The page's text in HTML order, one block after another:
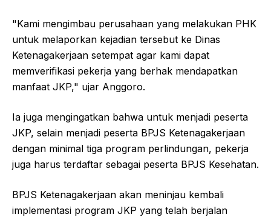
"Kami mengimbau perusahaan yang melakukan PHK
untuk melaporkan kejadian tersebut ke Dinas
Ketenagakerjaan setempat agar kami dapat
memverifikasi pekerja yang berhak mendapatkan
manfaat JKP," ujar Anggoro.
Ia juga mengingatkan bahwa untuk menjadi peserta
JKP, selain menjadi peserta BPJS Ketenagakerjaan
dengan minimal tiga program perlindungan, pekerja
juga harus terdaftar sebagai peserta BPJS Kesehatan.
BPJS Ketenagakerjaan akan meninjau kembali
implementasi program JKP yang telah berjalan